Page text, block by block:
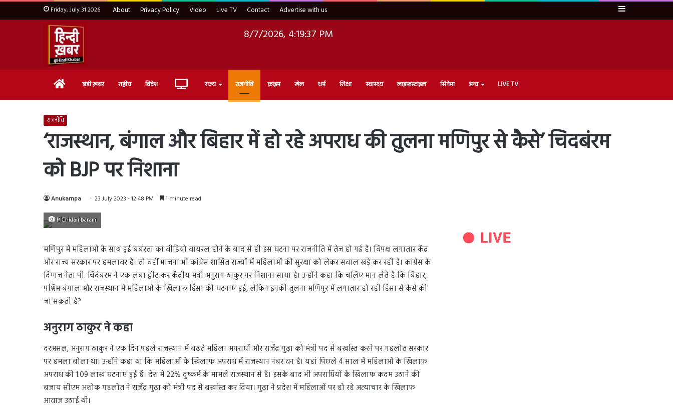
Friday, July 31 2026 About Privacy Policy Video Live TV Contact Advertise with us Sidebar
8/7/2026, 4:19:38 PM
Home बड़ी ख़बर राष्ट्रीय विदेश Live राज्य राजनीति क्राइम खेल धर्म शिक्षा स्वास्थ्य लाइफ़स्टाइल सिनेमा अन्य LIVE TV
राजनीति
‘राजस्थान, बंगाल और बिहार में हो रहे अपराध की तुलना मणिपुर से कैसे’ चिदबंरम
को BJP पर निशाना
Anukampa 23 July 2023 - 12:48 PM 1 minute read
P Chidambaram
मणिपुर में महिलाओं के साथ हुई बर्बरता का वीडियो वायरल होने के बाद से ही इस घटना पर राजनीति में तेज हो गई है। विपक्ष लगातार केंद्र
और राज्य सरकार पर हमलावर है। तो वहीं भाजपा भी कांग्रेस शासित राज्यों में महिलाओं की सुरक्षा को लेकर सवाल खड़े कर रही है। कांग्रेस के
दिग्गज नेता पी. चिदंबरम ने एक लंबा ट्वीट कर केंद्रीय मंत्री अनुराग ठाकुर पर निशाना साधा है। उन्होंने कहा कि चलिए मान लेते हैं कि बिहार,
पश्चिम बंगाल और राजस्थान में महिलाओं के खिलाफ हिंसा की घटनाएं हुईं, लेकिन इनकी तुलना मणिपुर में लगातार हो रही हिंसा से कैसे की
जा सकती है?
अनुराग ठाकुर ने कहा
दरअसल, अनुराग ठाकुर ने एक दिन पहले राजस्थान में बढ़ते महिला अपराधों और राजेंद्र गुढ़ा को मंत्री पद से बर्खास्त करने पर गहलोत सरकार
पर हमला बोला था। उन्होंने कहा था कि महिलाओं के खिलाफ अपराध में राजस्थान नंबर वन है। यहां पिछले 4 साल में महिलाओं के खिलाफ
अपराध की 1.09 लाख घटनाएं हुईं हैं। देश में 22% दुष्कर्म के मामले राजस्थान से हैं। इसके बाद भी अपराधियों के खिलाफ कदम उठाने की
बजाय सीएम अशोक गहलोत ने राजेंद्र गुढ़ा को मंत्री पद से बर्खास्त कर दिया। गुढ़ा ने प्रदेश में महिलाओं पर हो रहे अत्याचार के खिलाफ
आवाज उठाई थी।